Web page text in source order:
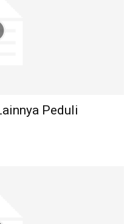
Peduli